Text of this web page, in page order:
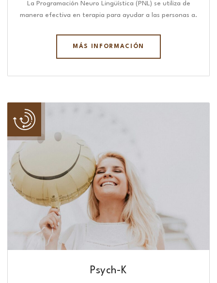
La Programación Neuro Lingüística (PNL) se utiliza de
manera efectiva en terapia para ayudar a las personas a.
MÁS INFORMACIÓN
Psych-K